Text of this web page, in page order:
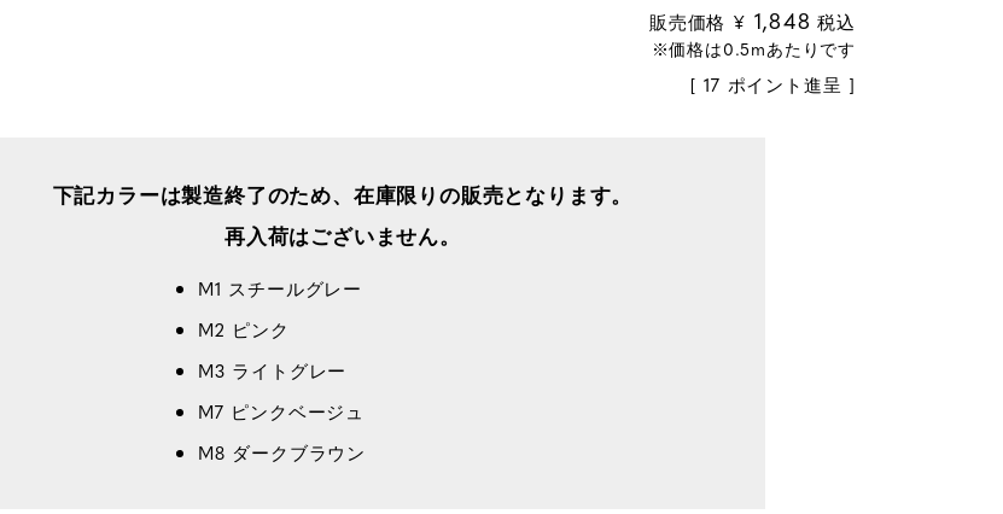
販売価格 ¥ 1,848 税込
[ 17 ポイント進呈 ]
下記カラーは製造終了のため、 在庫限りの販売となります。
再入荷はございません。
M1 スチールグレー
M2 ピンク
M3 ライトグレー
M7 ピンクベージュ
M8 ダークブラウン